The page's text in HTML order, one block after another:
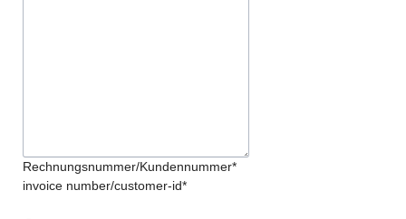
Rechnungsnummer/Kundennummer*
invoice number/customer-id*